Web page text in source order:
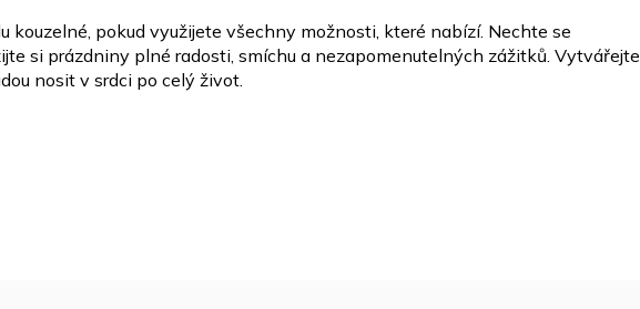
kouzelné, pokud využijete všechny možnosti, které nabízí. Nechte se
si prázdniny plné radosti, smíchu a nezapomenutelných zážitků. Vytvářejte
nosit v srdci po celý život.